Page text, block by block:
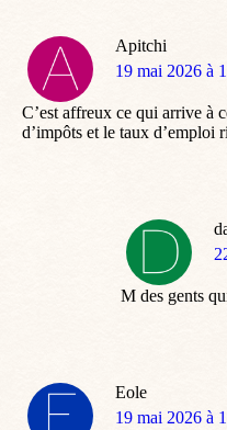
Apitchi
dit
19 mai 2026 à
C’est affreux ce qui arrive à
d’impôts et le taux d’emploi
M des gents
Eole
dit
19 mai 2026 à